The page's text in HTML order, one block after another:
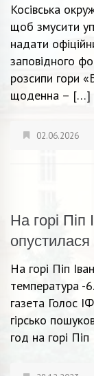
Косівська
щоб змусити
надати
заповідного
розсипи гори
щоденна – […]
02.06.2026
На горі Піп
На горі Піп
температура -
газета Голос
гірсько
год на горі